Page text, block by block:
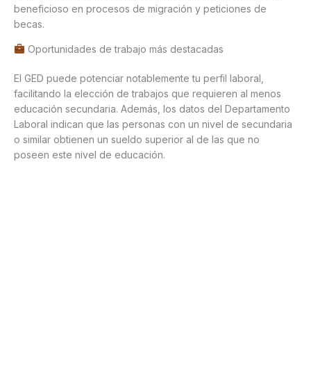
beneficioso en procesos de migración y peticiones de
becas.
Oportunidades de trabajo más destacadas
El GED puede potenciar notablemente tu perfil laboral,
facilitando la elección de trabajos que requieren al menos
educación secundaria. Además, los datos del Departamento
Laboral indican que las personas con un nivel de secundaria
o similar obtienen un sueldo superior al de las que no
poseen este nivel de educación.